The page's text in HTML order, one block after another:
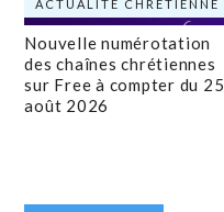
ACTUALITÉ CHRÉTIENNE
Nouvelle numérotation
des chaînes chrétiennes
sur Free à compter du 25
août 2026